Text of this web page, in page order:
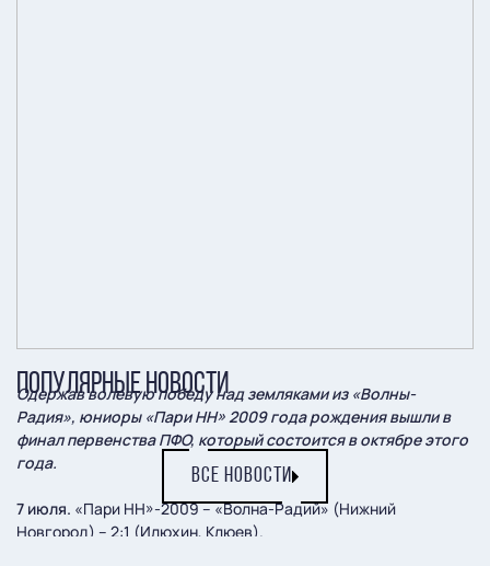
Одержав волевую победу над земляками из «Волны-
Радия», юниоры «Пари НН» 2009 года рождения вышли в
финал первенства ПФО, который состоится в октябре этого
года.
7 июля. «Пари НН»-2009 – «Волна-Радий» (Нижний
Новгород) – 2:1 (Илюхин, Клюев).
ПОПУЛЯРНЫЕ НОВОСТИ
ВСЕ НОВОСТИ